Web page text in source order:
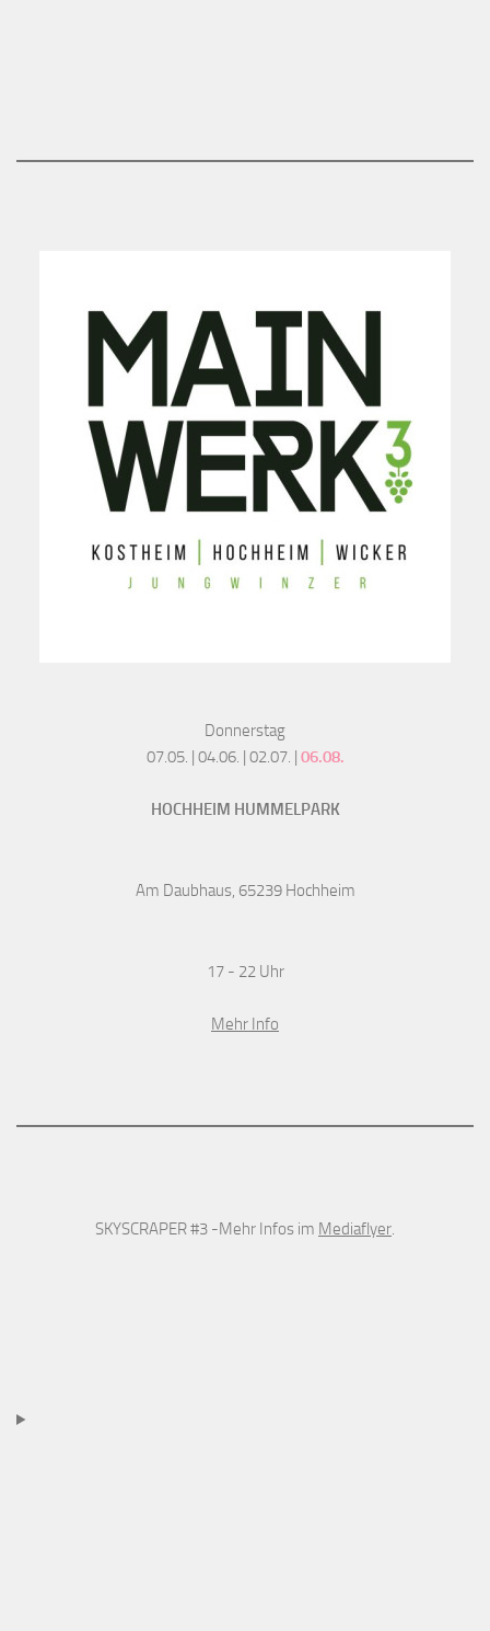
Donnerstag
07.05. | 04.06. | 02.07. | 06.08.
HOCHHEIM HUMMELPARK
Am Daubhaus, 65239 Hochheim
17 - 22 Uhr
Mehr Info
SKYSCRAPER #3 -Mehr Infos im Mediaflyer.